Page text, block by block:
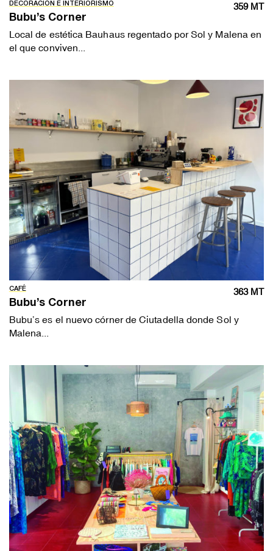
DECORACIÓN E INTERIORISMO 359 MT
Bubu’s Corner
Local de estética Bauhaus regentado por Sol y Malena en
el que conviven...
CAFÉ 363 MT
Bubu’s Corner
Bubu’s es el nuevo córner de Ciutadella donde Sol y
Malena...